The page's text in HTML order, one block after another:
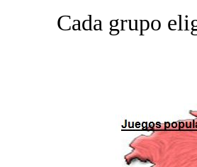
Cada grupo